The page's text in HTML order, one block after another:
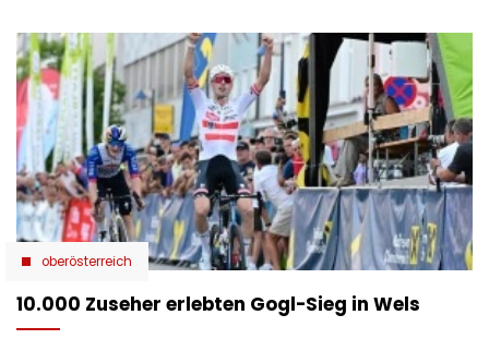
oberösterreich
10.000 Zuseher erlebten Gogl-Sieg in Wels